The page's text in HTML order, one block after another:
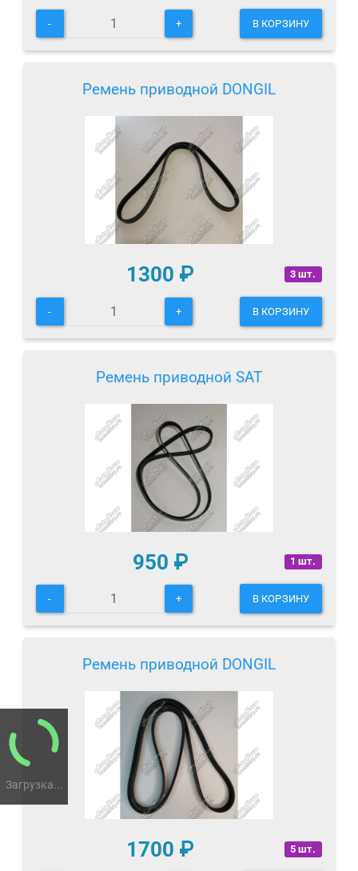
Загрузка...
- + В КОРЗИНУ
Ремень приводной DONGIL
3 шт.
1300 ₽
- + В КОРЗИНУ
Ремень приводной SAT
1 шт.
950 ₽
- + В КОРЗИНУ
Ремень приводной DONGIL
5 шт.
1700 ₽